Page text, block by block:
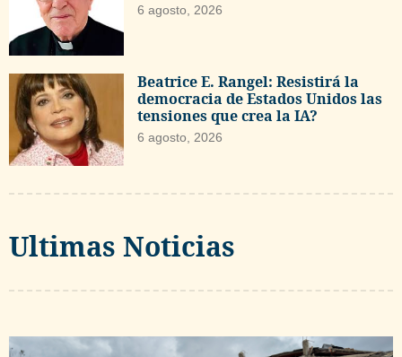
6 agosto, 2026
Beatrice E. Rangel: Resistirá la
democracia de Estados Unidos las
tensiones que crea la IA?
6 agosto, 2026
Ultimas Noticias